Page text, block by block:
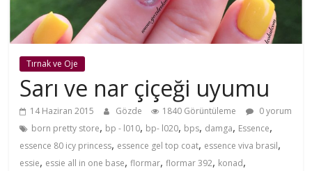
Tırnak ve Oje
Sarı ve nar çiçeği uyumu
14 Haziran 2015 Gözde 1840 Görüntüleme
0 yorum
born pretty store, bp - l010, bp- l020, bps, damga, Essence,
essence 80 icy princess, essence gel top coat, essence viva brasil,
essie, essie all in one base,flormar,flormar 392, konad,